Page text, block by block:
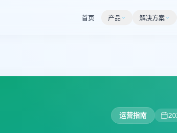
首页 产品 解决方案
运营指南